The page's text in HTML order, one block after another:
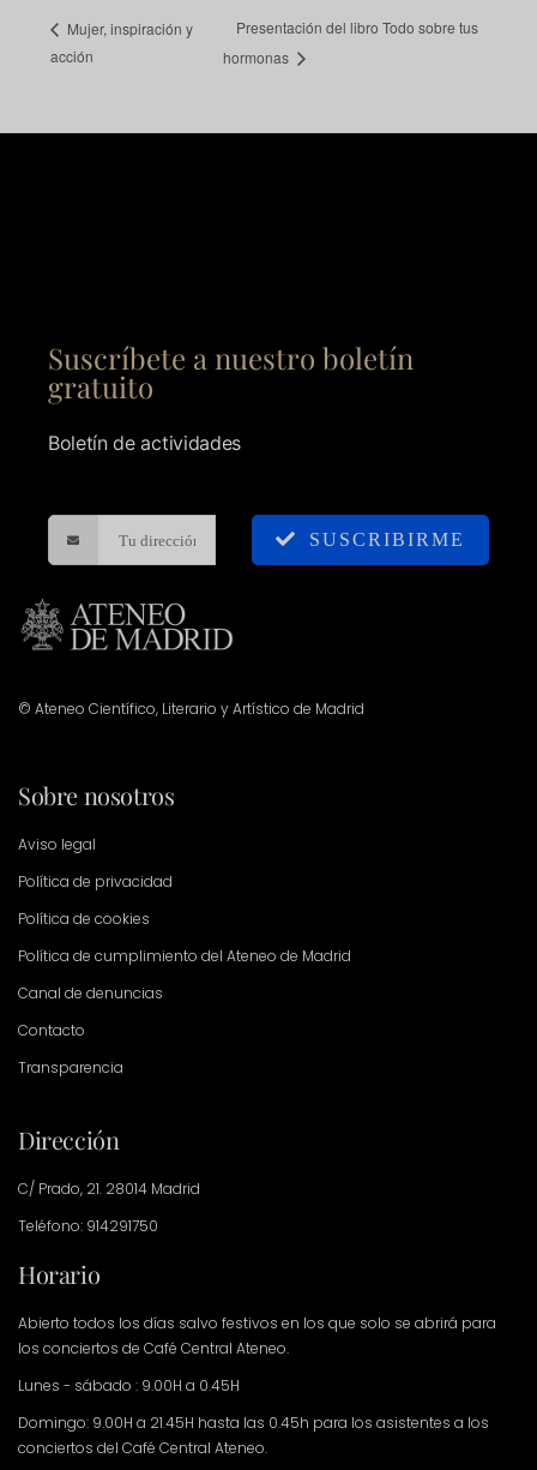
Mujer, inspiración y
acción
Presentación del libro Todo sobre tus
hormonas
Suscríbete a nuestro boletín
gratuito
Boletín de actividades
SUSCRIBIRME
© Ateneo Científico, Literario y Artístico de Madrid
Sobre nosotros
Aviso legal
Política de privacidad
Política de cookies
Política de cumplimiento del Ateneo de Madrid
Canal de denuncias
Contacto
Transparencia
Dirección
C/ Prado, 21. 28014 Madrid
Teléfono: 914291750
Horario
Abierto todos los días salvo festivos en los que solo se abrirá para
los conciertos de Café Central Ateneo.
Lunes - sábado : 9.00H a 0.45H
Domingo: 9.00H a 21.45H hasta las 0.45h para los asistentes a los
conciertos del Café Central Ateneo.